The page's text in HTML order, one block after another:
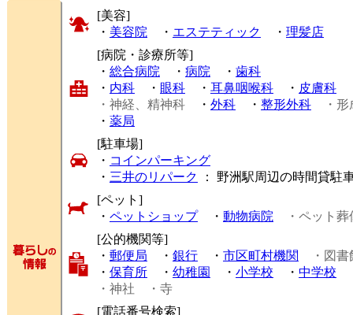
[美容]
・ 美容院 ・ エステティック ・ 理髪店
[病院・診療所等]
・ 総合病院 ・ 病院 ・ 歯科
・ 内科 ・ 眼科 ・ 耳鼻咽喉科 ・ 皮膚科
・神経、精神科 ・ 外科 ・ 整形外科
・
・ 薬局
[駐車場]
・ コインパーキング
・ 三井のリパーク
： 野洲駅周辺の時間貸駐
[ペット]
・ ペットショップ・ 動物病院
・ペット葬
[公的機関等]
・ 郵便局 ・ 銀行 ・ 市区町村機関
・図書
・ 保育所 ・ 幼稚園 ・ 小学校 ・ 中学校
・神社
・寺
[電話番号検索]